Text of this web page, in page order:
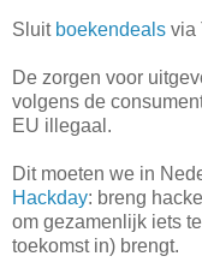
Sluit boekendeals via
De zorgen voor
volgens de
EU illegaal.
Dit moeten we in
Hackday: breng
om gezamenlijk iets
toekomst in) brengt.